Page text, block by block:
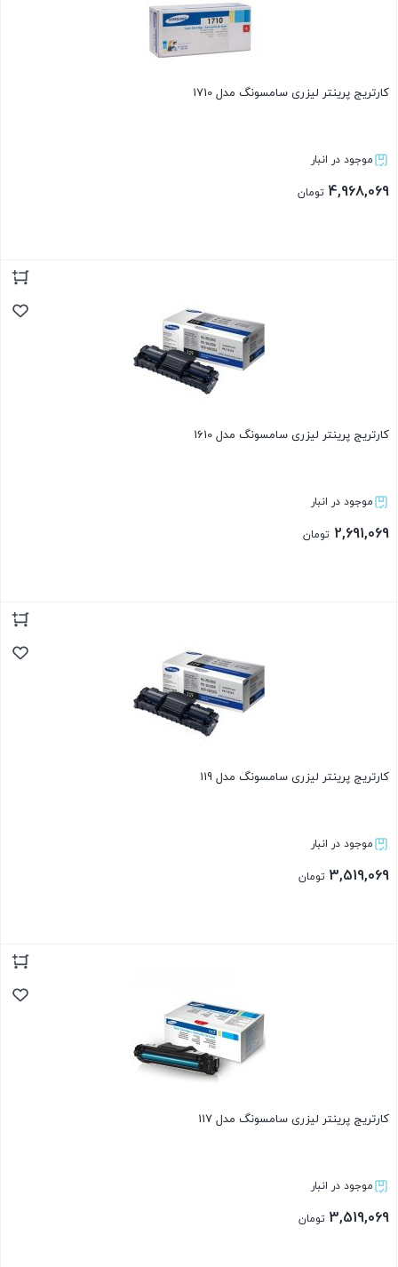
کارتریج پرینتر لیزری سامسونگ مدل 1710
موجود در انبار
4,968,069 تومان
کارتریج پرینتر لیزری سامسونگ مدل 1610
موجود در انبار
2,691,069 تومان
کارتریج پرینتر لیزری سامسونگ مدل 119
موجود در انبار
3,519,069 تومان
کارتریج پرینتر لیزری سامسونگ مدل 117
موجود در انبار
3,519,069 تومان